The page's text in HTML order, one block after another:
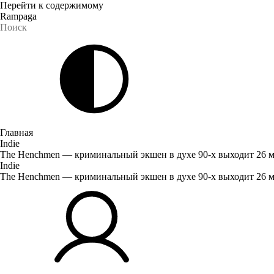
Перейти к содержимому
Rampaga
Главная
Indie
The Henchmen — криминальный экшен в духе 90-х выходит 26
Indie
The Henchmen — криминальный экшен в духе 90-х выходит 26